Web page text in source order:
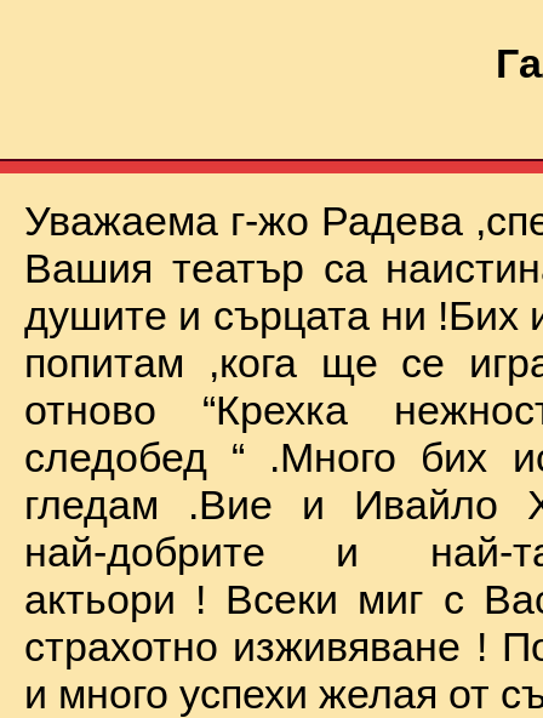
Уважаема г-жо Радева
Вашия театър са
душите и сърцата ни !Бих
попитам ,кога ще се
отново “Крехка
следобед “ .Много бих
гледам .Вие и Ивайло
най-добрите и най-
актьори ! Всеки миг с
страхотно изживяване !
и много успехи желая от